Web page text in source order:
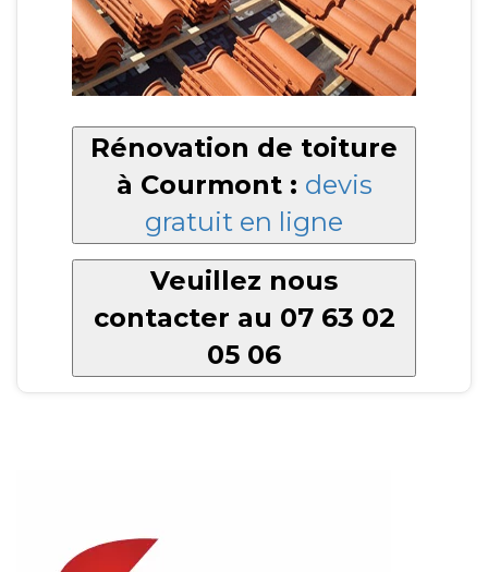
Rénovation de toiture
à Courmont : devis
gratuit en ligne
Veuillez nous
contacter au 07 63 02
05 06